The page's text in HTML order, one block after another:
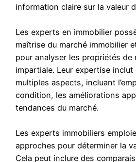
information claire sur la valeur
Les experts en immobilier
maîtrise du marché immobilier
pour analyser les propriétés de
impartiale. Leur expertise inclut
multiples aspects, incluant
condition, les améliorations
tendances du marché.
Les experts immobiliers
approches pour déterminer la
Cela peut inclure des